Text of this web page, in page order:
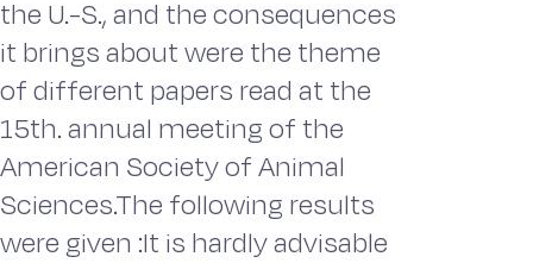
the U.-S., and the consequences
it brings about were the theme
of different papers read at the
15th. annual meeting of the
American Society of Animal
Sciences.The following results
were given :It is hardly advisable